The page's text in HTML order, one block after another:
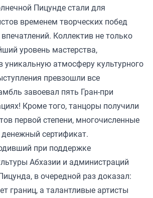
Пицунде стали для
временем творческих побед
Коллектив не только
уровень мастерства,
уникальную атмосферу культурного
превзошли все
завоевал пять Гран-при
Кроме того, танцоры получили
первой степени, многочисленные
сертификат.
при поддержке
Абхазии и администраций
в очередной раз доказал:
границ, а талантливые артисты